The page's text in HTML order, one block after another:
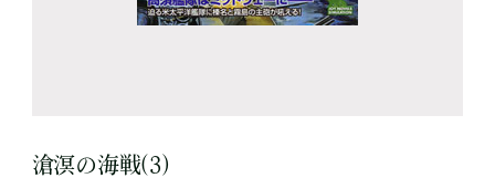
滄溟の海戦(3)